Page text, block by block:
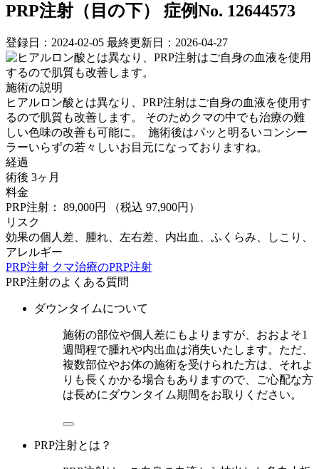
PRP注射（目の下） 症例No. 12644573
登録日：2024-02-05 最終更新日：2026-04-27
施術の説明
ヒアルロン酸とは異なり、PRP注射はご自身の血液を使用す
るので肌質も改善します。 そのためクマの中でも治療の難
しい色味の改善も可能に。 ⁡ 施術後はパッと明るいコンシー
ラーいらずの若々しいお目元になっておりますね。 ⁡
経過
術後 3ヶ月
料金
PRP注射： 89,000円
（税込 97,900円）
リスク
効果の個人差、腫れ、左右差、内出血、ふくらみ、しこり、
アレルギー
PRP注射 クマ治療のPRP注射
PRP注射のよくある質問
ダウンタイムについて
施術の部位や個人差にもよりますが、おおよそ1
週間程で腫れや内出血は消失いたします。ただ、
複数部位やお体の施術を受けられた方は、それよ
りも長くかかる場合もありますので、ご心配な方
は長めにダウンタイム期間をお取りください。
PRP注射とは？